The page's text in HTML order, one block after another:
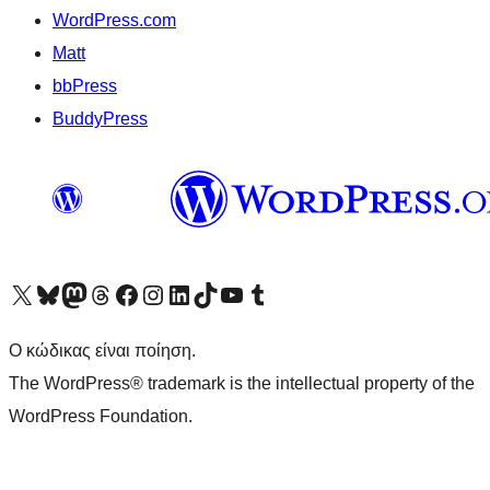
WordPress.com
Matt
bbPress
BuddyPress
Visit our X (formerly Twitter) account
Visit our Bluesky account
Επισκεφθείτε τον λογαριασμό μας στο Mastodon
Visit our Threads account
Επισκεφτείτε τη σελίδα μας στο Facebook
Επισκεφθείτε τον λογαριασμό μας Instagram
Επισκεφθείτε τον λογαριασμό μας LinkedIn
Visit our TikTok account
Visit our YouTube channel
Visit our Tumblr account
Ο κώδικας είναι ποίηση.
The WordPress® trademark is the intellectual property of the
WordPress Foundation.